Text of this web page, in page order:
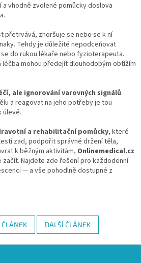
vhodně zvolené pomůcky doslova
přetrvává, zhoršuje se nebo se k ní
Tehdy je důležité nepodceňovat
do rukou lékaře nebo fyzioterapeuta.
léčba mohou předejít dlouhodobým obtížím
ale ignorování varovných signálů
a reagovat na jeho potřeby je tou
úlevě.
a rehabilitační pomůcky, které
zad, podpořit správné držení těla,
k běžným aktivitám, Onlinemedical.cz
Najdete zde řešení pro každodenní
— a vše pohodlně dostupné z
ČLÁNEK DALŠÍ ČLÁNEK